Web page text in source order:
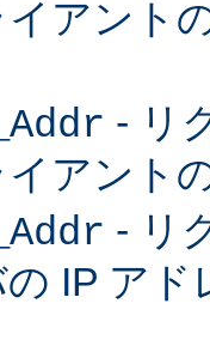
アント
- リ
アント
- リ
IP アド